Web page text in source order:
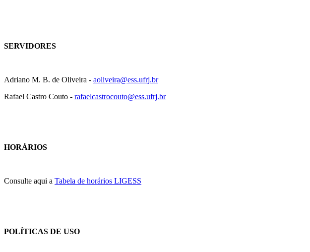
SERVIDORES
Adriano M. B. de Oliveira - aoliveira@ess.ufrj.br
Rafael Castro Couto - rafaelcastrocouto@ess.ufrj.br
HORÁRIOS
Consulte aqui a Tabela de horários LIGESS
POLÍTICAS DE USO